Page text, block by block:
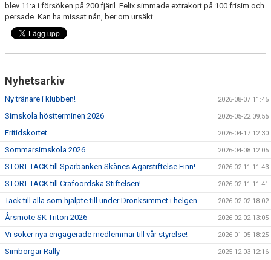
blev 11:a i försöken på 200 fjäril. Felix simmade extrakort på 100 frisim och
persade. Kan ha missat nån, ber om ursäkt.
Nyhetsarkiv
Ny tränare i klubben! 2026-08-07 11:45
Simskola höstterminen 2026 2026-05-22 09:55
Fritidskortet 2026-04-17 12:30
Sommarsimskola 2026 2026-04-08 12:05
STORT TACK till Sparbanken Skånes Ägarstiftelse Finn! 2026-02-11 11:43
STORT TACK till Crafoordska Stiftelsen! 2026-02-11 11:41
Tack till alla som hjälpte till under Dronksimmet i helgen 2026-02-02 18:02
Årsmöte SK Triton 2026 2026-02-02 13:05
Vi söker nya engagerade medlemmar till vår styrelse! 2026-01-05 18:25
Simborgar Rally 2025-12-03 12:16